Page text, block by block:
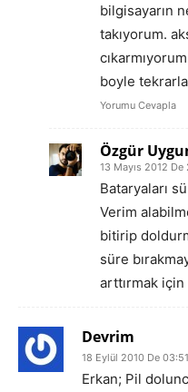
bilgisayarın
takıyorum.
boyle
Yorumu Cevapla
Özgür
13 Mayıs 2012 De
Bataryaları
Verim
bitirip
süre
arttırmak
Devrim
18 Eylül 2010 De 03:51
Erkan; Pil